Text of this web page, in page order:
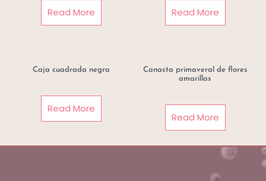
Read More Read More
Caja cuadrada negra
Read More
Canasta primaveral de flores
amarillas
Read More